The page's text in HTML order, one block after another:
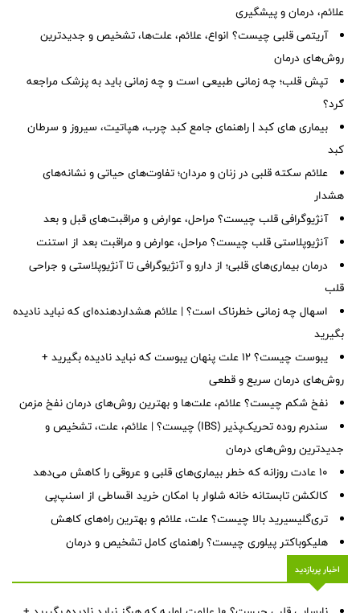
علائم، درمان و پیشگیری
آریتمی قلبی چیست؟ انواع، علائم، علت‌ها، تشخیص و جدیدترین
روش‌های درمان
تپش قلب؛ چه زمانی طبیعی است و چه زمانی باید به پزشک مراجعه
کرد؟
بیماری های کبد | راهنمای جامع کبد چرب، هپاتیت، سیروز و سرطان
کبد
علائم سکته قلبی در زنان و مردان؛ تفاوت‌های حیاتی و نشانه‌های
هشدار
آنژیوگرافی قلب چیست؟ مراحل، عوارض و مراقبت‌های قبل و بعد
آنژیوپلاستی قلب چیست؟ مراحل، عوارض و مراقبت بعد از استنت
درمان بیماری‌های قلبی؛ از دارو و آنژیوگرافی تا آنژیوپلاستی و جراحی
قلب
اسهال چه زمانی خطرناک است؟ | علائم هشداردهنده‌ای که نباید نادیده
بگیرید
یبوست چیست؟ ۱۲ علت پنهان یبوست که نباید نادیده بگیرید +
روش‌های درمان سریع و قطعی
نفخ شکم چیست؟ علائم، علت‌ها و بهترین روش‌های درمان نفخ مزمن
سندرم روده تحریک‌پذیر (IBS) چیست؟ | علائم، علت، تشخیص و
جدیدترین روش‌های درمان
۱۰ عادت روزانه که خطر بیماری‌های قلبی و عروقی را کاهش می‌دهد
کالکشن تابستانه خانه شلوار با امکان خرید اقساطی از اسنپ‌پی
تری‌گلیسیرید بالا چیست؟ علت، علائم و بهترین راه‌های کاهش
هلیکوباکتر پیلوری چیست؟ راهنمای کامل تشخیص و درمان
اخبار پربازدید